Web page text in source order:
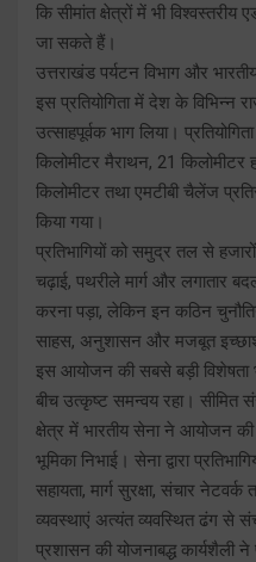
कि सीमांत क्षेत्रों में भी
जा सकते हैं।
उत्तराखंड पर्यटन विभाग और
इस प्रतियोगिता में देश के विभिन्न
उत्साहपूर्वक भाग लिया।
किलोमीटर मैराथन, 21
किलोमीटर तथा एमटीबी चैलेंज
किया गया।
प्रतिभागियों को समुद्र तल से
चढ़ाई, पथरीले मार्ग और लगातार
करना पड़ा, लेकिन इन कठिन
साहस, अनुशासन और मजबूत
इस आयोजन की सबसे बड़ी विशेषता
बीच उत्कृष्ट समन्वय रहा। सीमित
क्षेत्र में भारतीय सेना ने आयोजन
भूमिका निभाई। सेना द्वारा
सहायता, मार्ग सुरक्षा, संचार
व्यवस्थाएं अत्यंत व्यवस्थित ढंग से
प्रशासन की योजनाबद्ध कार्यशैली